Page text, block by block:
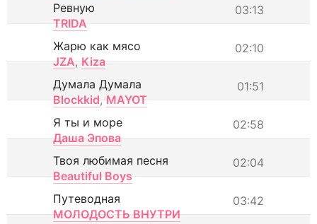
03:13
Ревную
TRIDA
02:10
Жарю как мясо
JZA, Kiza
01:51
Думала Думала
Blockkid, MAYOT
02:58
Я ты и море
Даша Эпова
02:04
Твоя любимая песня
Beautiful Boys
03:42
Путеводная
МОЛОДОСТЬ ВНУТРИ